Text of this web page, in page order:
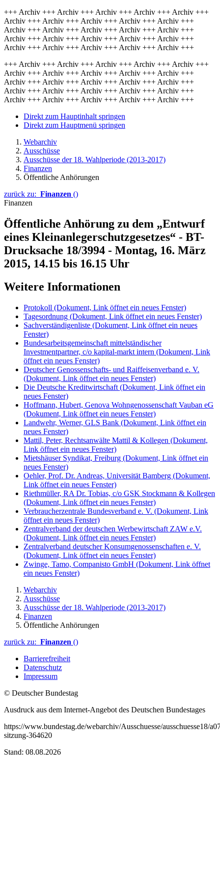
+++ Archiv +++ Archiv +++ Archiv +++ Archiv +++ Archiv +++
Archiv +++ Archiv +++ Archiv +++ Archiv +++ Archiv +++
Archiv +++ Archiv +++ Archiv +++ Archiv +++ Archiv +++
Archiv +++ Archiv +++ Archiv +++ Archiv +++ Archiv +++
Archiv +++ Archiv +++ Archiv +++ Archiv +++ Archiv +++
+++ Archiv +++ Archiv +++ Archiv +++ Archiv +++ Archiv +++
Archiv +++ Archiv +++ Archiv +++ Archiv +++ Archiv +++
Archiv +++ Archiv +++ Archiv +++ Archiv +++ Archiv +++
Archiv +++ Archiv +++ Archiv +++ Archiv +++ Archiv +++
Archiv +++ Archiv +++ Archiv +++ Archiv +++ Archiv +++
Direkt zum Hauptinhalt springen
Direkt zum Hauptmenü springen
Webarchiv
Ausschüsse
Ausschüsse der 18. Wahlperiode (2013-2017)
Finanzen
Öffentliche Anhörungen
zurück zu: Finanzen ()
Finanzen
Öffentliche Anhörung zu dem „Entwurf
eines Kleinanlegerschutzgesetzes“ - BT-
Drucksache 18/3994 - Montag, 16. März
2015, 14.15 bis 16.15 Uhr
Weitere Informationen
Protokoll (Dokument, Link öffnet ein neues Fenster)
Tagesordnung (Dokument, Link öffnet ein neues Fenster)
Sachverständigenliste (Dokument, Link öffnet ein neues
Fenster)
Bundesarbeitsgemeinschaft mittelständischer
Investmentpartner, c/o kapital-markt intern (Dokument, Link
öffnet ein neues Fenster)
Deutscher Genossenschafts- und Raiffeisenverband e. V.
(Dokument, Link öffnet ein neues Fenster)
Die Deutsche Kreditwirtschaft (Dokument, Link öffnet ein
neues Fenster)
Hoffmann, Hubert, Genova Wohngenossenschaft Vauban eG
(Dokument, Link öffnet ein neues Fenster)
Landwehr, Werner, GLS Bank (Dokument, Link öffnet ein
neues Fenster)
Mattil, Peter, Rechtsanwälte Mattil & Kollegen (Dokument,
Link öffnet ein neues Fenster)
Mietshäuser Syndikat, Freiburg (Dokument, Link öffnet ein
neues Fenster)
Oehler, Prof. Dr. Andreas, Universität Bamberg (Dokument,
Link öffnet ein neues Fenster)
Riethmüller, RA Dr. Tobias, c/o GSK Stockmann & Kollegen
(Dokument, Link öffnet ein neues Fenster)
Verbraucherzentrale Bundesverband e. V. (Dokument, Link
öffnet ein neues Fenster)
Zentralverband der deutschen Werbewirtschaft ZAW e.V.
(Dokument, Link öffnet ein neues Fenster)
Zentralverband deutscher Konsumgenossenschaften e. V.
(Dokument, Link öffnet ein neues Fenster)
Zwinge, Tamo, Companisto GmbH (Dokument, Link öffnet
ein neues Fenster)
Webarchiv
Ausschüsse
Ausschüsse der 18. Wahlperiode (2013-2017)
Finanzen
Öffentliche Anhörungen
zurück zu: Finanzen ()
Barrierefreiheit
Datenschutz
Impressum
© Deutscher Bundestag
Ausdruck aus dem Internet-Angebot des Deutschen Bundestages
https://www.bundestag.de/webarchiv/Ausschuesse/ausschuesse18/
sitzung-364620
Stand: 08.08.2026